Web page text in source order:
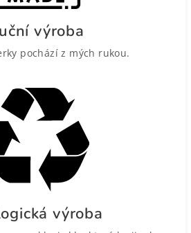
výroba
pochází z mých rukou.
výroba